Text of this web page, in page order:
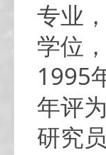
专业
学位
1995
年评
研究